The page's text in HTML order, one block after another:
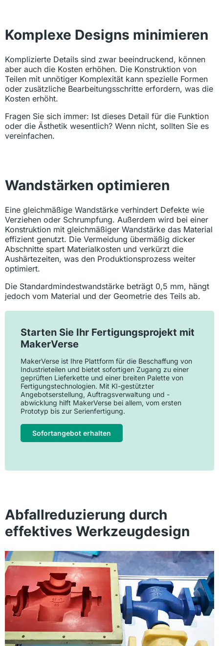
Komplexe Designs minimieren
Komplizierte Details sind zwar beeindruckend, können
aber auch die Kosten erhöhen. Die Konstruktion von
Teilen mit unnötiger Komplexität kann spezielle Formen
oder zusätzliche Bearbeitungsschritte erfordern, was die
Kosten erhöht.
Fragen Sie sich immer: Ist dieses Detail für die Funktion
oder die Ästhetik wesentlich? Wenn nicht, sollten Sie es
vereinfachen.
Wandstärken optimieren
Eine gleichmäßige Wandstärke verhindert Defekte wie
Verziehen oder Schrumpfung. Außerdem wird bei einer
Konstruktion mit gleichmäßiger Wandstärke das Material
effizient genutzt. Die Vermeidung übermäßig dicker
Abschnitte spart Materialkosten und verkürzt die
Aushärtezeiten, was den Produktionsprozess weiter
optimiert.
Die Standardmindestwandstärke beträgt 0,5 mm, hängt
jedoch vom Material und der Geometrie des Teils ab.
Starten Sie Ihr Fertigungsprojekt mit
MakerVerse
MakerVerse ist Ihre Plattform für die Beschaffung von
Industrieteilen und bietet sofortigen Zugang zu einer
geprüften Lieferkette und einer breiten Palette von
Fertigungstechnologien. Mit KI-gestützter
Angebotserstellung, Auftragsverwaltung und -
abwicklung hilft MakerVerse bei allem, vom ersten
Prototyp bis zur Serienfertigung.
Sofortangebot erhalten
Abfallreduzierung durch
effektives Werkzeugdesign